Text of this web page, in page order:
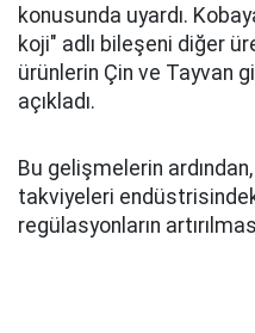
konusunda uyardı.
koji" adlı bileşeni diğer
ürünlerin Çin ve Tayvan
açıkladı.
Bu gelişmelerin
takviyeleri
regülasyonların